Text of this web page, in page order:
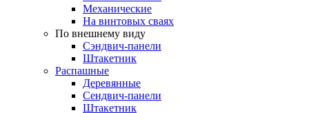
Механические
На винтовых сваях
По внешнему виду
Сэндвич-панели
Штакетник
Распашные
Деревянные
Сендвич-панели
Штакетник